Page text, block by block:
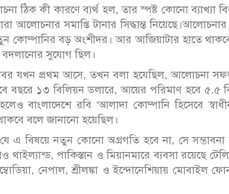
ঠিক কী কারণে ব্যর্থ হল, তার স্পষ্ট কোনো ব্যাখ্যা
আলোচনার সমাপ্তি টানার সিদ্ধান্ত
কোম্পানির বড় অংশীদর। আর আজিয়াটার হাতে
বদলানোর সুযোগ ছিল।
যখন প্রথম আসে, তখন বলা হযেছিল, আলোচনা
বছরে ১৩ বিলিয়ন ডলারে, আয়ের পরিমাণ হবে ৫.৫
বাংলাদেশে রবি ‘আলাদা কোম্পানি হিসেবে
বলে জানানো হয়েছিল।
এ বিষয়ে নতুন কোনো অগ্রগতি হবে না, সে সম্ভাবনা
থাইল্যান্ড, পাকিস্তান ও মিয়ানমারে ব্যবসা রয়েছে
নেপাল, শ্রীলঙ্কা ও ইন্দোনেশিয়ায় মোবাইল